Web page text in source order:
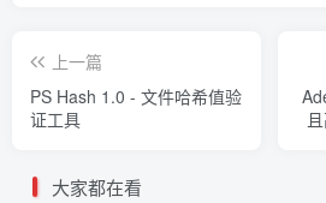
上一篇
PS Hash 1.0 - 文件哈希值验
证工具
大家都在看